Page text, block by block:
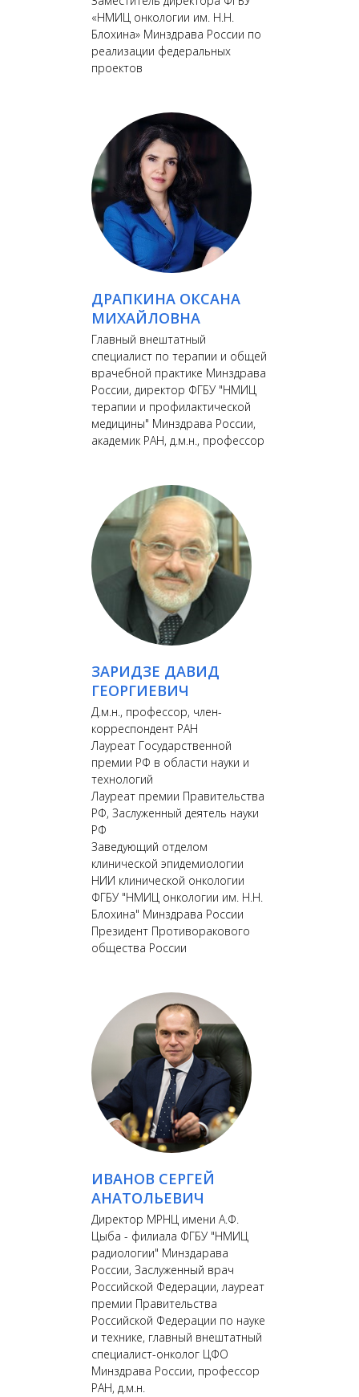
«НМИЦ онкологии им. Н.Н.
Блохина» Минздрава России по
реализации федеральных
проектов
ДРАПКИНА ОКСАНА
МИХАЙЛОВНА
Главный внештатный
специалист по терапии и общей
врачебной практике Минздрава
России, директор ФГБУ "НМИЦ
терапии и профилактической
медицины" Минздрава России,
академик РАН, д.м.н., профессор
ЗАРИДЗЕ ДАВИД
ГЕОРГИЕВИЧ
Д.м.н., профессор, член-
корреспондент РАН
Лауреат Государственной
премии РФ в области науки и
технологий
Лауреат премии Правительства
РФ, Заслуженный деятель науки
РФ
Заведующий отделом
клинической эпидемиологии
НИИ клинической онкологии
ФГБУ "НМИЦ онкологии им. Н.Н.
Блохина" Минздрава России
Президент Противоракового
общества России
ИВАНОВ СЕРГЕЙ
АНАТОЛЬЕВИЧ
Директор МРНЦ имени А.Ф.
Цыба - филиала ФГБУ "НМИЦ
радиологии" Минздарава
России, Заслуженный врач
Российской Федерации, лауреат
премии Правительства
Российской Федерации по науке
и технике, главный внештатный
специалист-онколог ЦФО
Минздрава России, профессор
РАН, д.м.н.